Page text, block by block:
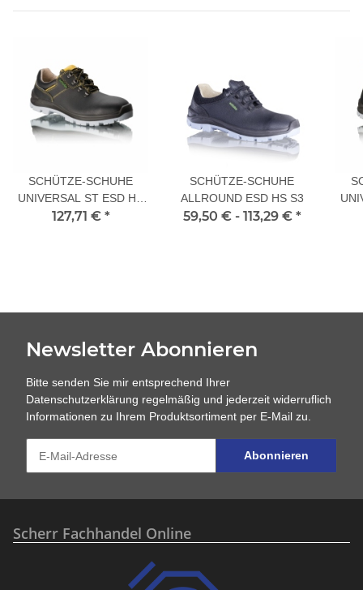
SCHÜTZE-SCHUHE
UNIVERSAL ST ESD HS
S3
127,71 € *
SCHÜTZE-SCHUHE
ALLROUND ESD HS S3
59,50 € - 113,29 € *
Newsletter Abonnieren
Bitte senden Sie mir entsprechend Ihrer
Datenschutzerklärung regelmäßig und jederzeit widerruflich
Informationen zu Ihrem Produktsortiment per E-Mail zu.
Abonnieren
Scherr Fachhandel Online